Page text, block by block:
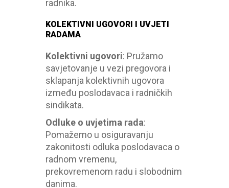
radnika.
KOLEKTIVNI UGOVORI I UVJETI
RADAMA
Kolektivni ugovori: Pružamo
savjetovanje u vezi pregovora i
sklapanja kolektivnih ugovora
između poslodavaca i radničkih
sindikata.
Odluke o uvjetima rada:
Pomažemo u osiguravanju
zakonitosti odluka poslodavaca o
radnom vremenu,
prekovremenom radu i slobodnim
danima.